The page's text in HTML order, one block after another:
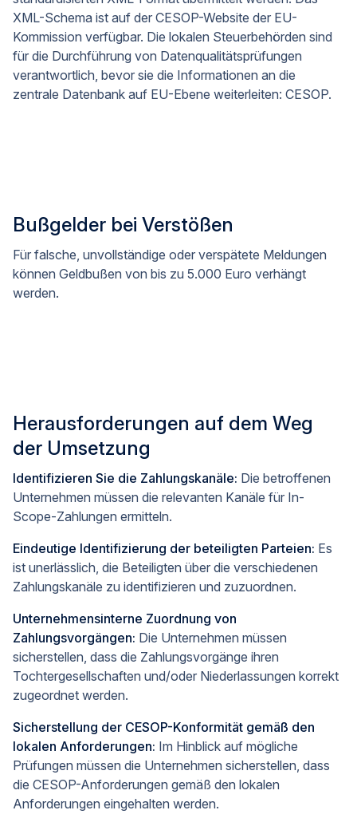
XML-Schema ist auf der CESOP-Website der EU-
Kommission verfügbar. Die lokalen Steuerbehörden sind
für die Durchführung von Datenqualitätsprüfungen
verantwortlich, bevor sie die Informationen an die
zentrale Datenbank auf EU-Ebene weiterleiten: CESOP.
Bußgelder bei Verstößen
Für falsche, unvollständige oder verspätete Meldungen
können Geldbußen von bis zu 5.000 Euro verhängt
werden.
Herausforderungen auf dem Weg
der Umsetzung
Identifizieren Sie die Zahlungskanäle: Die betroffenen
Unternehmen müssen die relevanten Kanäle für In-
Scope-Zahlungen ermitteln.
Eindeutige Identifizierung der beteiligten Parteien: Es
ist unerlässlich, die Beteiligten über die verschiedenen
Zahlungskanäle zu identifizieren und zuzuordnen.
Unternehmensinterne Zuordnung von
Zahlungsvorgängen: Die Unternehmen müssen
sicherstellen, dass die Zahlungsvorgänge ihren
Tochtergesellschaften und/oder Niederlassungen korrekt
zugeordnet werden.
Sicherstellung der CESOP-Konformität gemäß den
lokalen Anforderungen: Im Hinblick auf mögliche
Prüfungen müssen die Unternehmen sicherstellen, dass
die CESOP-Anforderungen gemäß den lokalen
Anforderungen eingehalten werden.